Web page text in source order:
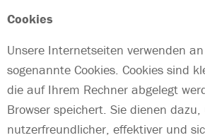
Cookies
Unsere Internetseiten verwenden
sogenannte Cookies. Cookies sind
die auf Ihrem Rechner abgelegt
Browser speichert. Sie dienen
nutzerfreundlicher, effektiver und